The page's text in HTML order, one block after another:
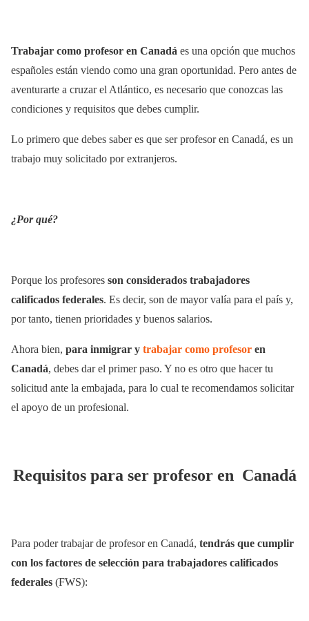
Trabajar como profesor en Canadá es una opción que muchos
españoles están viendo como una gran oportunidad. Pero antes de
aventurarte a cruzar el Atlántico, es necesario que conozcas las
condiciones y requisitos que debes cumplir.
Lo primero que debes saber es que ser profesor en Canadá, es un
trabajo muy solicitado por extranjeros.
¿Por qué?
Porque los profesores son considerados trabajadores
calificados federales. Es decir, son de mayor valía para el país y,
por tanto, tienen prioridades y buenos salarios.
Ahora bien, para inmigrar y trabajar como profesor en
Canadá, debes dar el primer paso. Y no es otro que hacer tu
solicitud ante la embajada, para lo cual te recomendamos solicitar
el apoyo de un profesional.
Requisitos para ser profesor en Canadá
Para poder trabajar de profesor en Canadá, tendrás que cumplir
con los factores de selección para trabajadores calificados
federales (FWS):